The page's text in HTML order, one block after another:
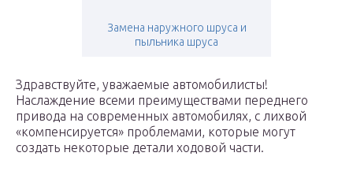
Замена наружного шруса и
пыльника шруса
Здравствуйте, уважаемые автомобилисты!
Наслаждение всеми преимуществами переднего
привода на современных автомобилях, с лихвой
«компенсируется» проблемами, которые могут
создать некоторые детали ходовой части.